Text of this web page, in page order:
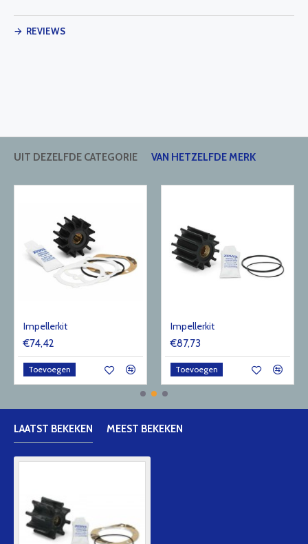
REVIEWS
UIT DEZELFDE CATEGORIE VAN HETZELFDE MERK
Impellerkit
€74,42
Toevoegen
Impellerkit
€87,73
Toevoegen
LAATST BEKEKEN MEEST BEKEKEN